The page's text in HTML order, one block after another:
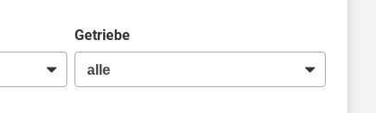
Getriebe